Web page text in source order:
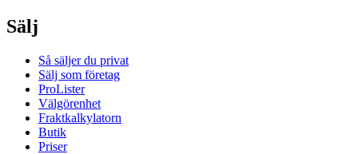
Sälj
Så säljer du privat
Sälj som företag
ProLister
Välgörenhet
Fraktkalkylatorn
Butik
Priser